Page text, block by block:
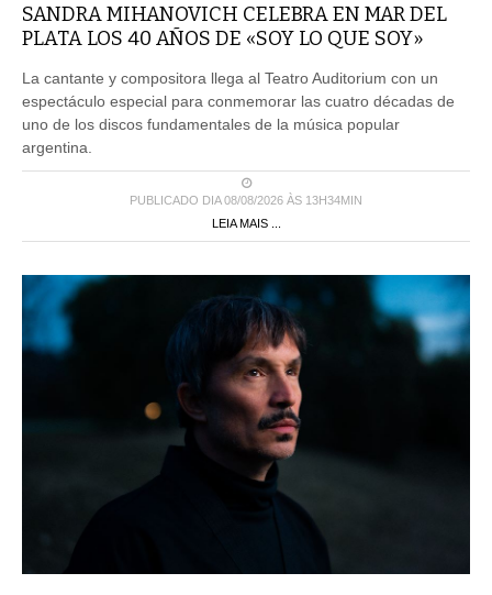
SANDRA MIHANOVICH CELEBRA EN MAR DEL
PLATA LOS 40 AÑOS DE «SOY LO QUE SOY»
La cantante y compositora llega al Teatro Auditorium con un
espectáculo especial para conmemorar las cuatro décadas de
uno de los discos fundamentales de la música popular
argentina.
PUBLICADO DIA 08/08/2026 ÀS 13H34MIN
LEIA MAIS ...